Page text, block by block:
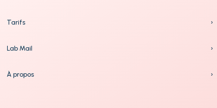
Tarifs ›
Lab Mail ›
À propos ›